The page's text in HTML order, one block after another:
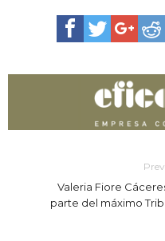
Valeria Fiore
parte del máximo